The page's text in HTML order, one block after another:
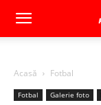
Acasă Fotbal
Fotbal Galerie foto